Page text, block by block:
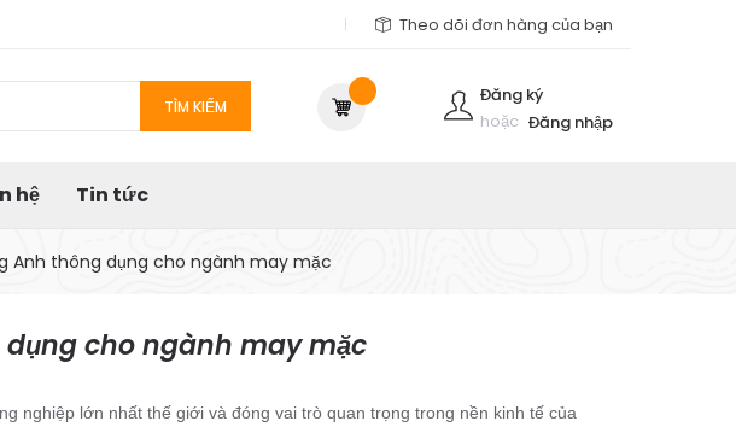
Theo dõi đơn hàng của bạn
TÌM KIẾM
Đăng ký
hoặc Đăng nhập
hệ Tin tức
Anh thông dụng cho ngành may mặc
cho ngành may mặc
nghiệp lớn nhất thế giới và đóng vai trò quan trọng trong nền kinh tế của